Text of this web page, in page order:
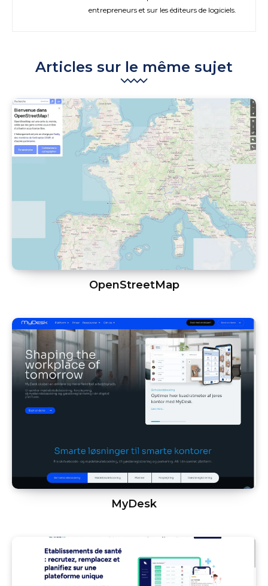
entrepreneurs et sur les éditeurs de logiciels.
Articles sur le même sujet
OpenStreetMap
MyDesk